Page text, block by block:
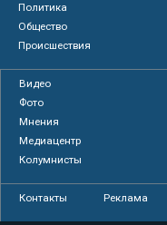
Политика
Общество
Происшествия
Видео
Фото
Мнения
Медиацентр
Колумнисты
Контакты Реклама